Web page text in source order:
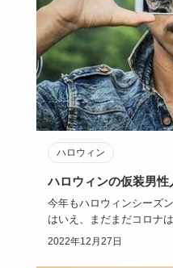
ハロウィン
ハロウィンの仮装男性
今年もハロウィンシーズ
はいえ、まだまだコロナ
ンラインで。ま…
2022年12月27日